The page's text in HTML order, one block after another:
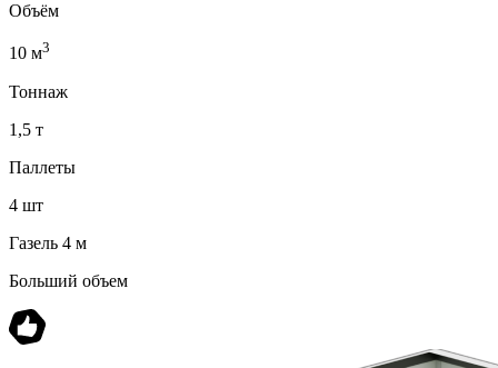
Объём
10 м3
Тоннаж
1,5 т
Паллеты
4 шт
Газель 4 м
Больший объем